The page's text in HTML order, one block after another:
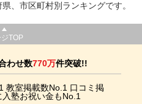
、市区町村別ランキングです。
TOP
わせ数770万件突破!!